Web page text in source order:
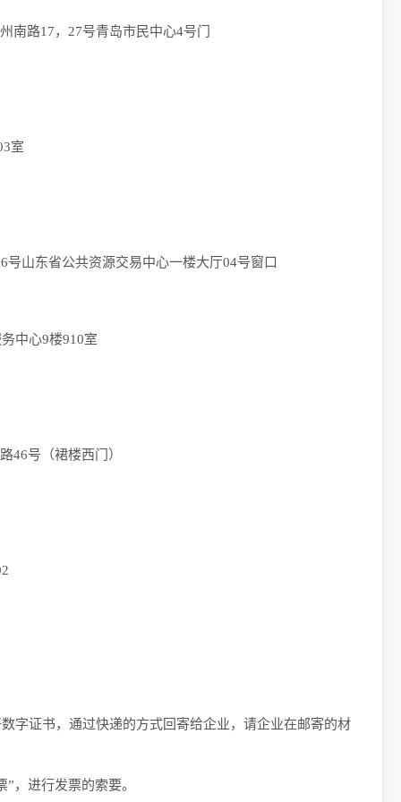
17，27号青岛市民中心4号门
室
省公共资源交易中心一楼大厅04号窗口
心9楼910室
号（裙楼西门）
证书，通过快递的方式回寄给企业，请企业在邮寄的材
进行发票的索要。